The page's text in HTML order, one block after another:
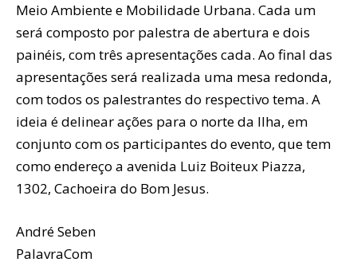
Meio Ambiente e Mobilidade Urbana. Cada um
será composto por palestra de abertura e dois
painéis, com três apresentações cada. Ao final das
apresentações será realizada uma mesa redonda,
com todos os palestrantes do respectivo tema. A
ideia é delinear ações para o norte da Ilha, em
conjunto com os participantes do evento, que tem
como endereço a avenida Luiz Boiteux Piazza,
1302, Cachoeira do Bom Jesus.
André Seben
PalavraCom